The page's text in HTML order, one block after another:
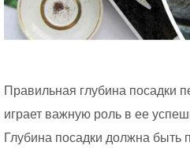
Правильная глубина посадки
играет важную роль в ее
Глубина посадки должна быть